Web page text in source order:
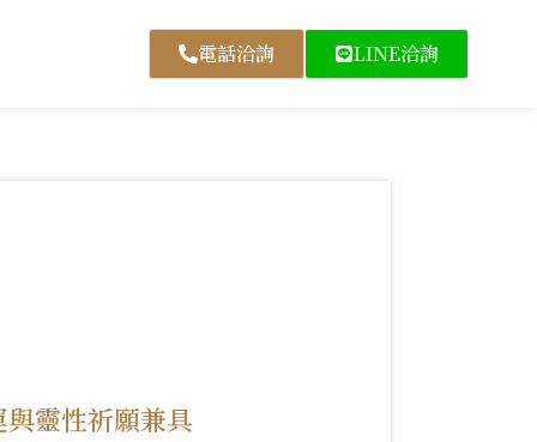
電話洽詢 LINE洽詢
靈性祈願兼具